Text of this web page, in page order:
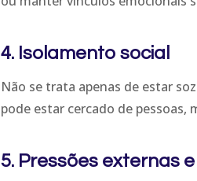
4. Isolamento social
Não se trata apenas de estar
pode estar cercado de pessoas,
5. Pressões externas